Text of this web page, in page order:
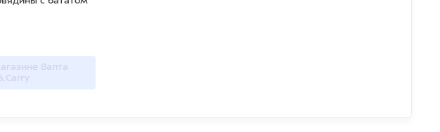
Валта